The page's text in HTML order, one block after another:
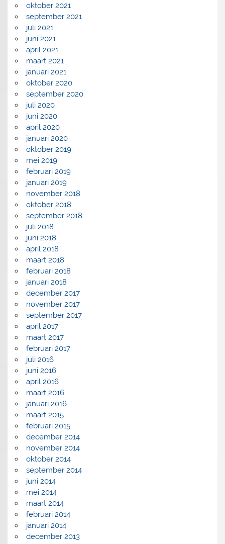
oktober 2021
september 2021
juli 2021
juni 2021
april 2021
maart 2021
januari 2021
oktober 2020
september 2020
juli 2020
juni 2020
april 2020
januari 2020
oktober 2019
mei 2019
februari 2019
januari 2019
november 2018
oktober 2018
september 2018
juli 2018
juni 2018
april 2018
maart 2018
februari 2018
januari 2018
december 2017
november 2017
september 2017
april 2017
maart 2017
februari 2017
juli 2016
juni 2016
april 2016
maart 2016
januari 2016
maart 2015
februari 2015
december 2014
november 2014
oktober 2014
september 2014
juni 2014
mei 2014
maart 2014
februari 2014
januari 2014
december 2013